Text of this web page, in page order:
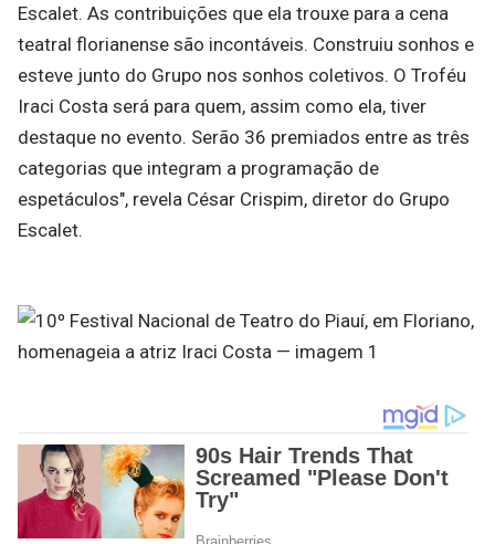
Escalet. As contribuições que ela trouxe para a cena
teatral florianense são incontáveis. Construiu sonhos e
esteve junto do Grupo nos sonhos coletivos. O Troféu
Iraci Costa será para quem, assim como ela, tiver
destaque no evento. Serão 36 premiados entre as três
categorias que integram a programação de
espetáculos", revela César Crispim, diretor do Grupo
Escalet.